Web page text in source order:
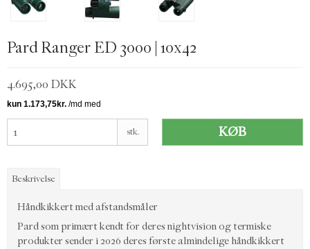
Pard Ranger ED 3000 | 10x42
4.695,00 DKK
stk. KØB
Beskrivelse
Håndkikkert med afstandsmåler
Pard som primært kendt for deres nightvision og termiske
produkter sender i 2026 deres første almindelige håndkikkert